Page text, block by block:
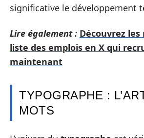
significative le développement
Lire également : Découvrez
liste des emplois en X qui
maintenant
TYPOGRAPHE :
MOTS